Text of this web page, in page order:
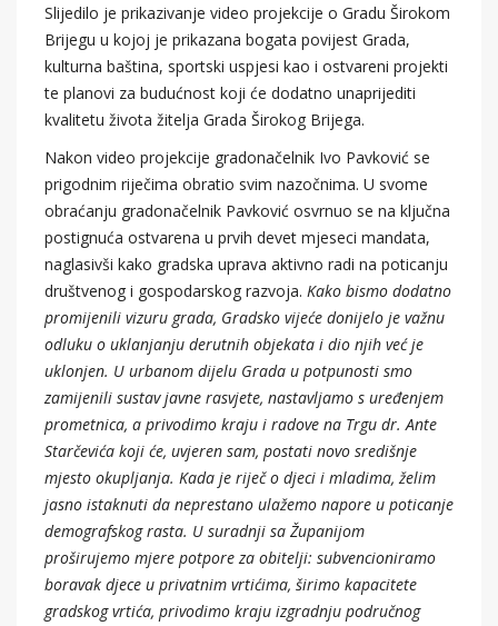
Slijedilo je prikazivanje video projekcije o Gradu Širokom
Brijegu u kojoj je prikazana bogata povijest Grada,
kulturna baština, sportski uspjesi kao i ostvareni projekti
te planovi za budućnost koji će dodatno unaprijediti
kvalitetu života žitelja Grada Širokog Brijega.
Nakon video projekcije gradonačelnik Ivo Pavković se
prigodnim riječima obratio svim nazočnima. U svome
obraćanju gradonačelnik Pavković osvrnuo se na ključna
postignuća ostvarena u prvih devet mjeseci mandata,
naglasivši kako gradska uprava aktivno radi na poticanju
društvenog i gospodarskog razvoja. Kako bismo dodatno
promijenili vizuru grada, Gradsko vijeće donijelo je važnu
odluku o uklanjanju derutnih objekata i dio njih već je
uklonjen. U urbanom dijelu Grada u potpunosti smo
zamijenili sustav javne rasvjete, nastavljamo s uređenjem
prometnica, a privodimo kraju i radove na Trgu dr. Ante
Starčevića koji će, uvjeren sam, postati novo središnje
mjesto okupljanja. Kada je riječ o djeci i mladima, želim
jasno istaknuti da neprestano ulažemo napore u poticanje
demografskog rasta. U suradnji sa Županijom
proširujemo mjere potpore za obitelji: subvencioniramo
boravak djece u privatnim vrtićima, širimo kapacitete
gradskog vrtića, privodimo kraju izgradnju područnog